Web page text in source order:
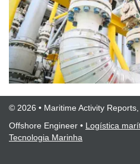
© 2026 • Maritime Activity Reports,
Offshore Engineer • Logística
Tecnologia Marinha